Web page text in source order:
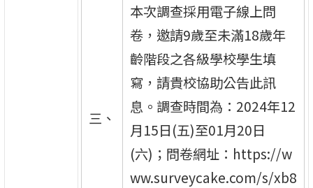
三、
本次調查採用電子線上問
卷，邀請9歲至未滿18歲年
齡階段之各級學校學生填
寫，請貴校協助公告此訊
息。調查時間為：2024年12
月15日(五)至01月20日
(六)；問卷網址：https://w
ww.surveycake.com/s/xb8